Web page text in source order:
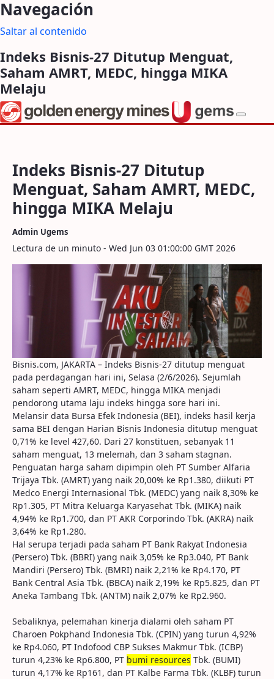
Navegación
Saltar al contenido
Indeks Bisnis-27 Ditutup Menguat,
Saham AMRT, MEDC, hingga MIKA
Melaju
Indeks Bisnis-27 Ditutup
Menguat, Saham AMRT, MEDC,
hingga MIKA Melaju
Admin Ugems
Lectura de un minuto - Wed Jun 03 01:00:00 GMT 2026
Bisnis.com, JAKARTA – Indeks Bisnis-27 ditutup menguat
pada perdagangan hari ini, Selasa (2/6/2026). Sejumlah
saham seperti AMRT, MEDC, hingga MIKA menjadi
pendorong utama laju indeks hingga sore hari ini.
Melansir data Bursa Efek Indonesia (BEI), indeks hasil kerja
sama BEI dengan Harian Bisnis Indonesia ditutup menguat
0,71% ke level 427,60. Dari 27 konstituen, sebanyak 11
saham menguat, 13 melemah, dan 3 saham stagnan.
Penguatan harga saham dipimpin oleh PT Sumber Alfaria
Trijaya Tbk. (AMRT) yang naik 20,00% ke Rp1.380, diikuti PT
Medco Energi Internasional Tbk. (MEDC) yang naik 8,30% ke
Rp1.305, PT Mitra Keluarga Karyasehat Tbk. (MIKA) naik
4,94% ke Rp1.700, dan PT AKR Corporindo Tbk. (AKRA) naik
3,64% ke Rp1.280.
Hal serupa terjadi pada saham PT Bank Rakyat Indonesia
(Persero) Tbk. (BBRI) yang naik 3,05% ke Rp3.040, PT Bank
Mandiri (Persero) Tbk. (BMRI) naik 2,21% ke Rp4.170, PT
Bank Central Asia Tbk. (BBCA) naik 2,19% ke Rp5.825, dan PT
Aneka Tambang Tbk. (ANTM) naik 2,07% ke Rp2.960.
Sebaliknya, pelemahan kinerja dialami oleh saham PT
Charoen Pokphand Indonesia Tbk. (CPIN) yang turun 4,92%
ke Rp4.060, PT Indofood CBP Sukses Makmur Tbk. (ICBP)
turun 4,23% ke Rp6.800, PT bumi resources Tbk. (BUMI)
turun 4,17% ke Rp161, dan PT Kalbe Farma Tbk. (KLBF) turun